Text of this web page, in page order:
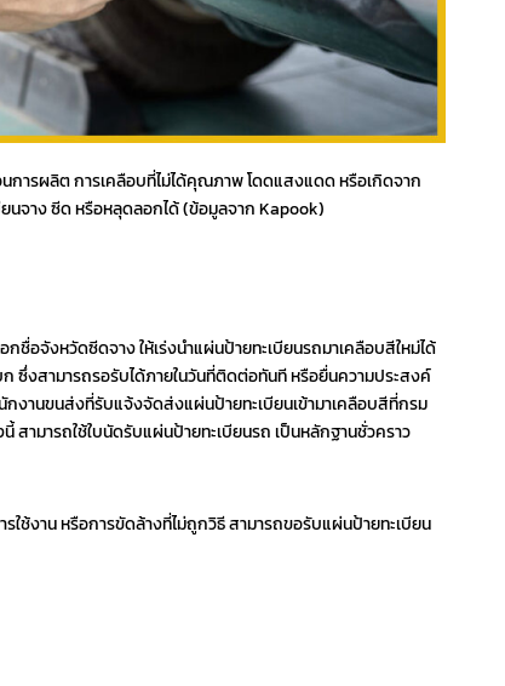
การผลิต การเคลือบที่ไม่ได้คุณภาพ โดดแสงแดด หรือเกิดจาก
นจาง ซีด หรือหลุดลอกได้ (ข้อมูลจาก Kapook)
อจังหวัดซีดจาง ให้เร่งนำแผ่นป้ายทะเบียนรถมาเคลือบสีใหม่ได้
ซึ่งสามารถรอรับได้ภายในวันที่ติดต่อทันที หรือยื่นความประสงค์
งานขนส่งที่รับแจ้งจัดส่งแผ่นป้ายทะเบียนเข้ามาเคลือบสีที่กรม
สามารถใช้ใบนัดรับแผ่นป้ายทะเบียนรถ เป็นหลักฐานชั่วคราว
ช้งาน หรือการขัดล้างที่ไม่ถูกวิธี สามารถขอรับแผ่นป้ายทะเบียน